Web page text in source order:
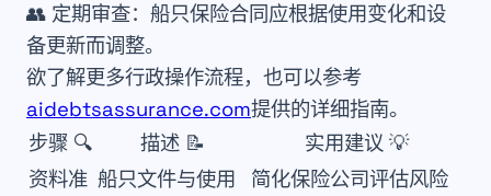
👥 定期审查：船只保险合同应根据使用变化和设
备更新而调整。
欲了解更多行政操作流程，也可以参考
aidebtsassurance.com提供的详细指南。
步骤 🔍
描述 📝
实用建议 💡
资料准 船只文件与使用
简化保险公司评估风险